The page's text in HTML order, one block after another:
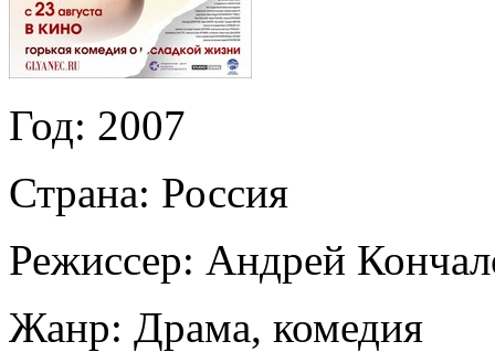
Год: 2007
Страна: Россия
Режиссер: Андрей
Жанр: Драма, комедия